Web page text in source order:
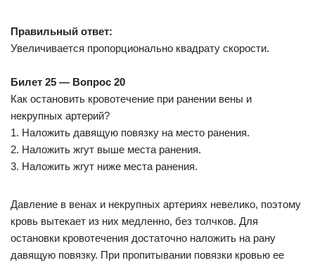
Правильный ответ:
Увеличивается пропорционально квадрату скорости.
Билет 25 — Вопрос 20
Как остановить кровотечение при ранении вены и
некрупных артерий?
1. Наложить давящую повязку на место ранения.
2. Наложить жгут выше места ранения.
3. Наложить жгут ниже места ранения.
Давление в венах и некрупных артериях невелико, поэтому
кровь вытекает из них медленно, без толчков. Для
остановки кровотечения достаточно наложить на рану
давящую повязку. При пропитывании повязки кровью ее